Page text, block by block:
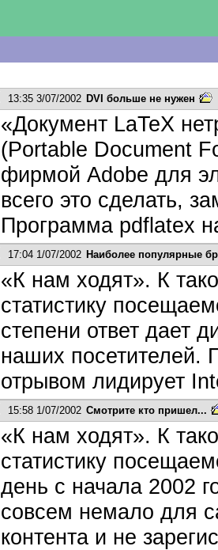
13:35 3/07/2002 DVI больше не нужен
«Документ LaTeX
(Portable Document
фирмой Adobe для
всего это сделать,
Программа pdflatex
17:04 1/07/2002 Наиболее популярные
«К нам ходят». К
статистику
степени ответ дает
наших
отрывом лидирует
15:58 1/07/2002 Смотрите кто пришел...
«К нам ходят». К
статистику
день с начала 2002
совсем немало для
контента и не